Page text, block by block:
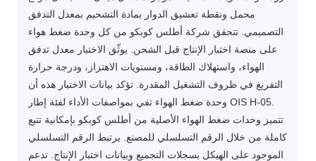
محمل ونقطة تعشيق الدوار بمادة التشحيم بمعدل التدفق
التصميمي. تتحقق شركة أطلس كوبكو من كل وحدة ضغط هواء
على منصة اختبار الإنتاج قبل الشحن. يوثّق الاختبار معدل تدفق
الهواء، واستهلاك الطاقة، ومستويات الاهتزاز، ودرجة حرارة
التفريغ في ظروف التشغيل المقدرة. تؤكد بيانات الاختبار هذه أن
وحدة ضغط الهواء تفي بمواصفات الأداء لفئة إطار OIS H-05.
تتميز وحدات ضغط الهواء الأصلية من أطلس كوبكو بإمكانية تتبع
كاملة من خلال الرقم التسلسلي للمصنع. يرتبط الرقم التسلسلي
الموجود على الهيكل بسجلات التجميع وبيانات اختبار الإنتاج. تدعم